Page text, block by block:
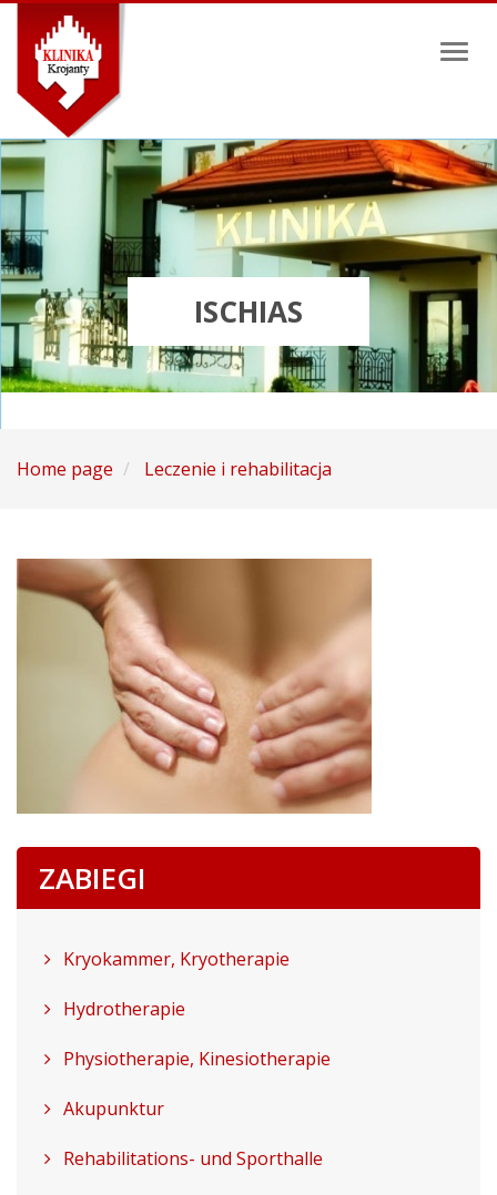
Toggle
ISCHIAS
Home page Leczenie i rehabilitacja
ZABIEGI
Kryokammer, Kryotherapie
Hydrotherapie
Physiotherapie, Kinesiotherapie
Akupunktur
Rehabilitations- und Sporthalle